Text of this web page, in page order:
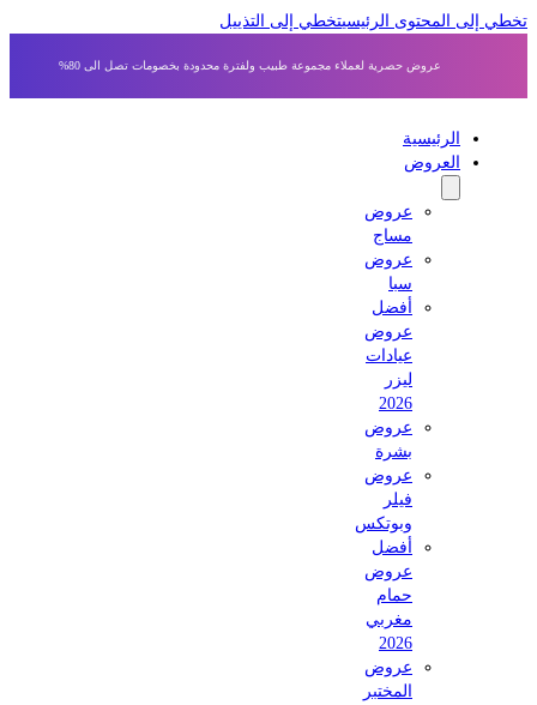
المحتوى الرئيسيتخطي إلى التذييل
عروض حصرية لعملاء مجموعة طبيب ولفترة محدودة بخصومات تصل الى 80%
الرئيسية
العروض
عروض
عروض
أفضل
عروض
عروض
أفضل
عروض